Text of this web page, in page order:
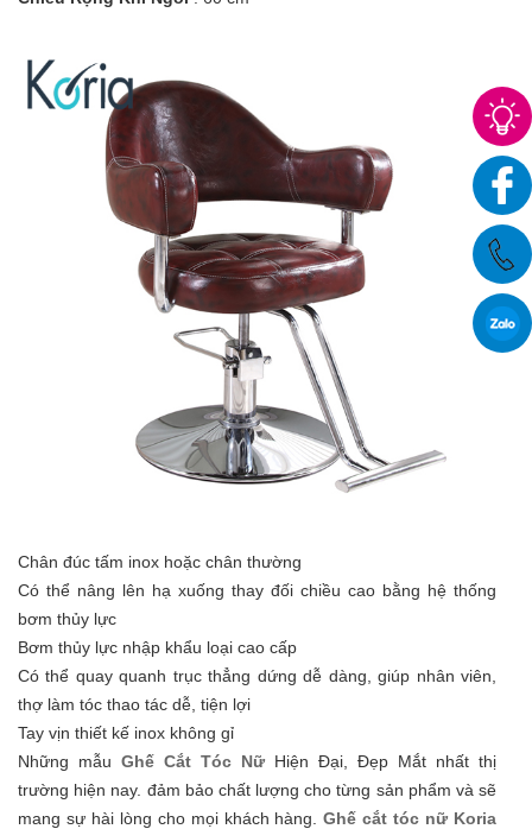
Chân đúc tấm inox hoặc chân thường
Có thể nâng lên hạ xuống thay đối chiều cao bằng hệ thống
bơm thủy lực
Bơm thủy lực nhập khẩu loại cao cấp
Có thể quay quanh trục thẳng dứng dễ dàng, giúp nhân viên,
thợ làm tóc thao tác dễ, tiện lợi
Tay vịn thiết kế inox không gỉ
Những mẫu Ghế Cắt Tóc Nữ Hiện Đại, Đẹp Mắt nhất thị
trường hiện nay. đảm bảo chất lượng cho từng sản phẩm và sẽ
mang sự hài lòng cho mọi khách hàng.Ghế cắt tóc nữ Koria